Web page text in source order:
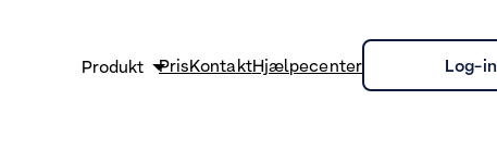
Produkt PrisKontaktHjælpecenter Log-in